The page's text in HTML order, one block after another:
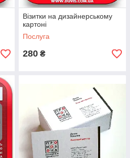
Візитки на дизайнерському
картоні
Послуга
280 ₴